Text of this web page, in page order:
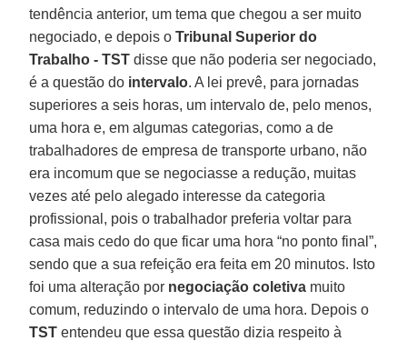
tendência anterior, um tema que chegou a ser muito
negociado, e depois oTribunal Superior do
Trabalho - TST disse que não poderia ser negociado,
é a questão do intervalo. A lei prevê, para jornadas
superiores a seis horas, um intervalo de, pelo menos,
uma hora e, em algumas categorias, como a de
trabalhadores de empresa de transporte urbano, não
era incomum que se negociasse a redução, muitas
vezes até pelo alegado interesse da categoria
profissional, pois o trabalhador preferia voltar para
casa mais cedo do que ficar uma hora “no ponto final”,
sendo que a sua refeição era feita em 20 minutos. Isto
foi uma alteração por negociação coletiva muito
comum, reduzindo o intervalo de uma hora. Depois o
TST entendeu que essa questão dizia respeito à